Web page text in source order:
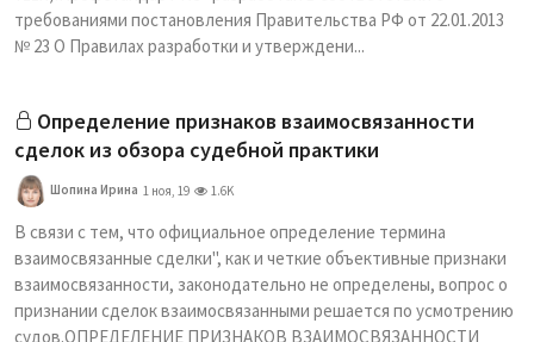
требованиями постановления Правительства РФ от 22.01.2013
№ 23 О Правилах разработки и утверждени...
Определение признаков взаимосвязанности
сделок из обзора судебной практики
Шопина Ирина 1 ноя, 19 1.6K
В связи с тем, что официальное определение термина
взаимосвязанные сделки", как и четкие объективные признаки
взаимосвязанности, законодательно не определены, вопрос о
признании сделок взаимосвязанными решается по усмотрению
судов.ОПРЕДЕЛЕНИЕ ПРИЗНАКОВ ВЗАИМОСВЯЗАННОСТИ